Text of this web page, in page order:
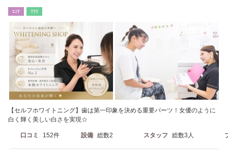
ｴｽﾃ ﾘﾗｸ
【セルフホワイトニング】歯は第一印象を決める重要パーツ！女優のように
白く輝く美しい白さを実現☆
口コミ 152件 設備 総数2 スタッフ 総数3人